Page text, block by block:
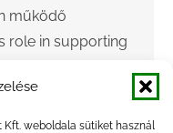
Kft. weboldala sütiket használ
működő
role in supporting
tematikus